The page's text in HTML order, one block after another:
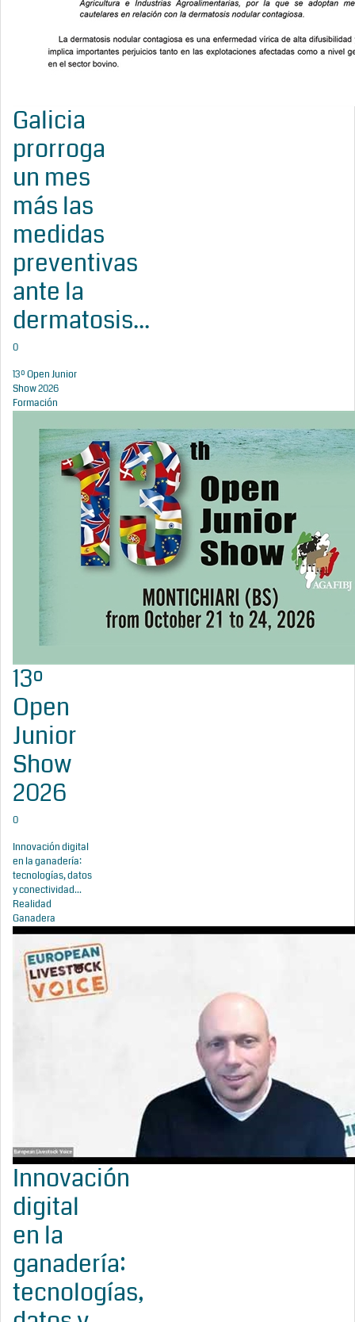
Galicia
prorroga
un mes
más las
medidas
preventivas
ante la
dermatosis...
0
13º Open Junior
Show 2026
Formación
13º
Open
Junior
Show
2026
0
Innovación digital
en la ganadería:
tecnologías, datos
y conectividad...
Realidad
Ganadera
Innovación
digital
en la
ganadería:
tecnologías,